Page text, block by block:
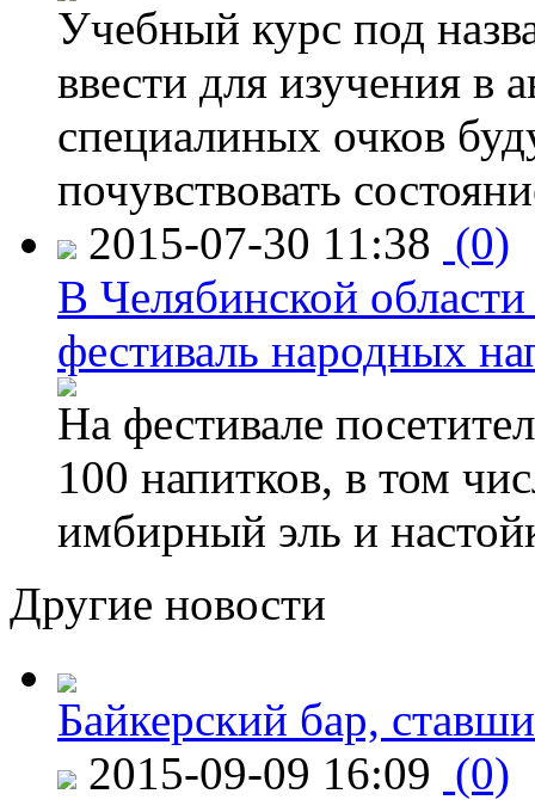
Учебный курс под
ввести для изучения
специалиных очков
почувствовать
2015-07-30 11:38 (0)
В Челябинской
фестиваль народных
На фестивале
100 напитков, в том
имбирный эль и
Другие новости
Байкерский бар,
2015-09-09 16:09 (0)